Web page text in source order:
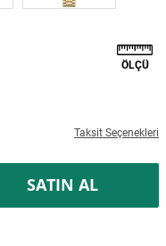
ÖLÇÜ
Taksit Seçenekleri
SATIN AL